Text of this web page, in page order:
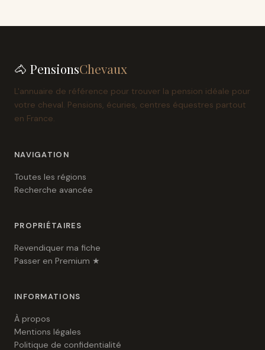
🐴 PensionsChevaux
L'annuaire de référence pour trouver la pension idéale pour
votre cheval. Pensions, écuries, centres équestres partout
en France.
NAVIGATION
Toutes les régions
Recherche avancée
PROPRIÉTAIRES
Revendiquer ma fiche
Passer en Premium ★
INFORMATIONS
À propos
Mentions légales
Politique de confidentialité